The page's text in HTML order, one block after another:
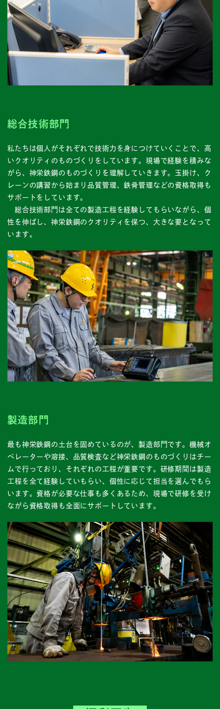
総合技術部門
私たちは個人がそれぞれで技術力を身につけていくことで、高
いクオリティのものづくりをしています。現場で経験を積みな
がら、神栄鉄鋼のものづくりを理解していきます。玉掛け、ク
レーンの講習から始まり品質管理、鉄骨管理などの資格取得も
サポートをしています。
総合技術部門は全ての製造工程を経験してもらいながら、個
性を伸ばし、神栄鉄鋼のクオリティを保つ、大きな要となって
います。
製造部門
最も神栄鉄鋼の土台を固めているのが、製造部門です。機械オ
ペレーターや溶接、品質検査など神栄鉄鋼のものづくりはチー
ムで行っており、それぞれの工程が重要です。研修期間は製造
工程を全て経験していもらい、個性に応じて担当を選んでもら
います。資格が必要な仕事も多くあるため、現場で研修を受け
ながら資格取得も全面にサポートしています。